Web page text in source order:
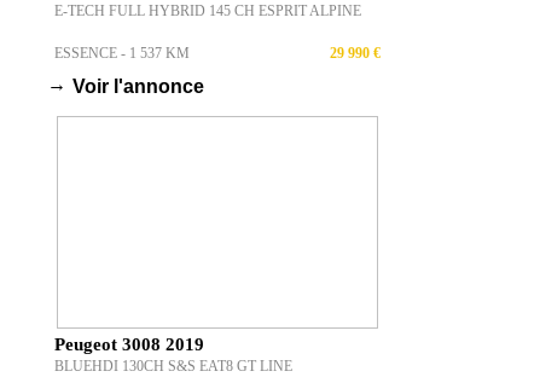
E-TECH FULL HYBRID 145 CH ESPRIT ALPINE
ESSENCE - 1 537 KM 29 990 €
→ Voir l'annonce
Peugeot 3008 2019
BLUEHDI 130CH S&S EAT8 GT LINE